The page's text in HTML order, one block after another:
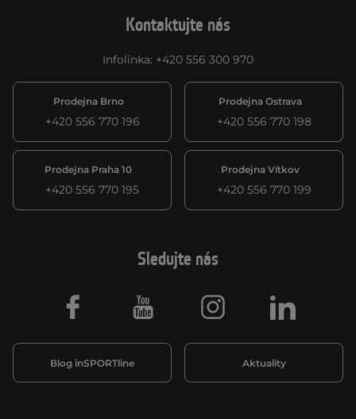
Kontaktujte nás
Infolinka: +420 556 300 970
Prodejna Brno
+420 556 770 196
Prodejna Ostrava
+420 556 770 198
Prodejna Praha 10
+420 556 770 195
Prodejna Vítkov
+420 556 770 199
Sledujte nás
Blog inSPORTline Aktuality
Facebook Youtube Instagram LinkedIn